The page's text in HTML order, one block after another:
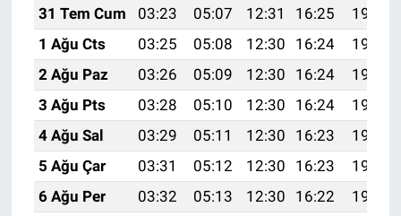
31 Tem Cum
03:23 05:07 12:31 16:25
19:44
1 Ağu Cts
03:25 05:08 12:30 16:24
19:43
2 Ağu Paz
03:26 05:09 12:30 16:24
19:41
3 Ağu Pts
03:28 05:10 12:30 16:24
19:40
4 Ağu Sal
03:29 05:11 12:30 16:23
19:39
5 Ağu Çar
03:31 05:12 12:30 16:23
19:38
6 Ağu Per
03:32 05:13 12:30 16:22
19:37